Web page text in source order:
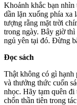
Khoảnh khắc bạn nhìn
dần lặn xuống phía xa
tượng rằng mặt trời
trong ngày. Bây giờ thì
ngủ yên tại đó. Đừng
Đọc sách
Thật không có gì hạnh
và thưởng thức cuốn
nhọc. Hãy tạm quên
chốn thần tiên trong